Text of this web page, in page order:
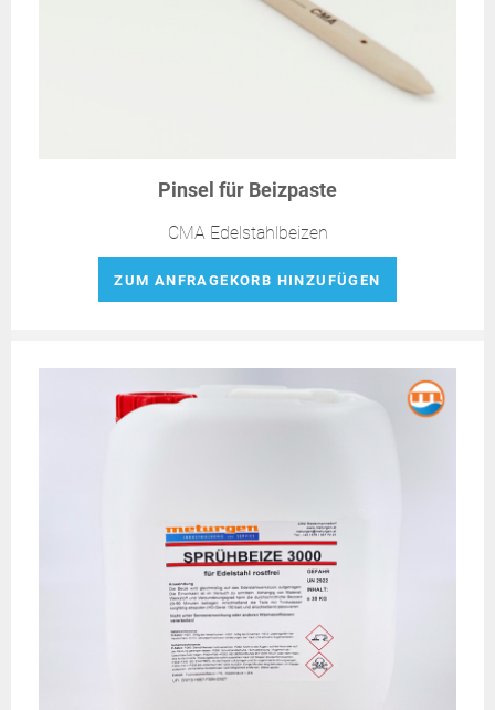
Pinsel für Beizpaste
CMA Edelstahlbeizen
ZUM ANFRAGEKORB HINZUFÜGEN